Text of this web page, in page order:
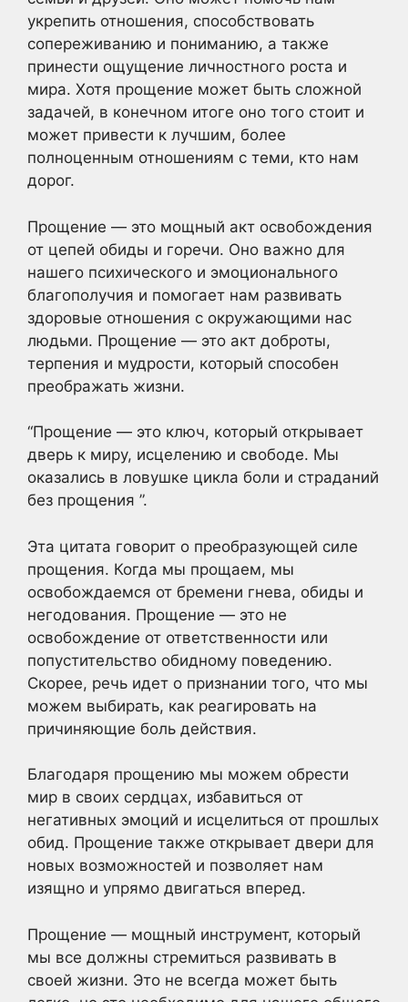
укрепить отношения, способствовать
сопереживанию и пониманию, а также
принести ощущение личностного роста и
мира. Хотя прощение может быть сложной
задачей, в конечном итоге оно того стоит и
может привести к лучшим, более
полноценным отношениям с теми, кто нам
дорог.
Прощение — это мощный акт освобождения
от цепей обиды и горечи. Оно важно для
нашего психического и эмоционального
благополучия и помогает нам развивать
здоровые отношения с окружающими нас
людьми. Прощение — это акт доброты,
терпения и мудрости, который способен
преображать жизни.
“Прощение — это ключ, который открывает
дверь к миру, исцелению и свободе. Мы
оказались в ловушке цикла боли и страданий
без прощения ”.
Эта цитата говорит о преобразующей силе
прощения. Когда мы прощаем, мы
освобождаемся от бремени гнева, обиды и
негодования. Прощение — это не
освобождение от ответственности или
попустительство обидному поведению.
Скорее, речь идет о признании того, что мы
можем выбирать, как реагировать на
причиняющие боль действия.
Благодаря прощению мы можем обрести
мир в своих сердцах, избавиться от
негативных эмоций и исцелиться от прошлых
обид. Прощение также открывает двери для
новых возможностей и позволяет нам
изящно и упрямо двигаться вперед.
Прощение — мощный инструмент, который
мы все должны стремиться развивать в
своей жизни. Это не всегда может быть